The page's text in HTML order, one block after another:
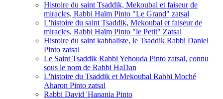
Histoire du saint Tsaddik, Mekoubal et faiseur de
miracles, Rabbi Haïm Pinto "Le Grand" zatsal
L'histoire du saint Tsaddik, Mekoubal et faiseur de
miracles, Rabbi Haïm Pinto "le Petit" Zatsal
Histoire du saint kabbaliste, le Tsaddik Rabbi Daniel
Pinto zatsal
Le Saint Tsaddik Rabbi Yehouda Pinto zatsal, connu
sous le nom de Rabbi HaDan
L'histoire du Tsaddik et Mekoubal Rabbi Moché
Aharon Pinto zatsal
Rabbi David 'Hanania Pinto